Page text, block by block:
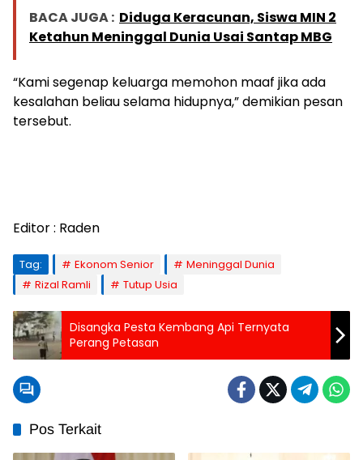
BACA JUGA : Diduga Keracunan, Siswa MIN 2
Ketahun Meninggal Dunia Usai Santap MBG
“Kami segenap keluarga memohon maaf jika ada
kesalahan beliau selama hidupnya,” demikian pesan
tersebut.
Editor : Raden
Tag: Ekonom Senior
Meninggal Dunia
Rizal Ramli
Tutup Usia
Disangka Pesta Kembang Api Ternyata
Perang Petasan
Pos Terkait